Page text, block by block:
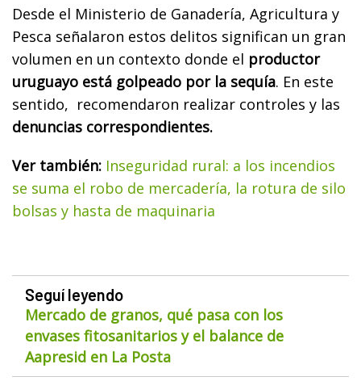
Desde el Ministerio de Ganadería, Agricultura y
Pesca señalaron estos delitos significan un gran
volumen en un contexto donde el productor
uruguayo está golpeado por la sequía. En este
sentido, recomendaron realizar controles y las
denuncias correspondientes.
Ver también: Inseguridad rural: a los incendios
se suma el robo de mercadería, la rotura de silo
bolsas y hasta de maquinaria
Seguí leyendo
Mercado de granos, qué pasa con los
envases fitosanitarios y el balance de
Aapresid en La Posta